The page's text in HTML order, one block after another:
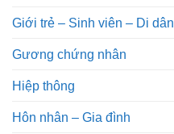
Giới trẻ – Sinh viên – Di dân
Gương chứng nhân
Hiệp thông
Hôn nhân – Gia đình